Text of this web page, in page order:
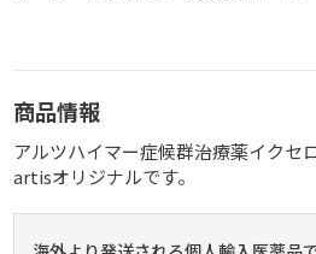
商品情報
アルツハイマー症候群治療薬イクセ
artisオリジナルです。